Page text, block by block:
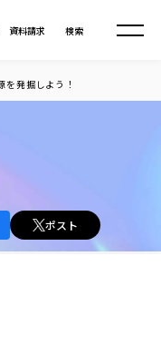
資料請求 検索
・大学院TOP
を発掘しよう！
ポスト